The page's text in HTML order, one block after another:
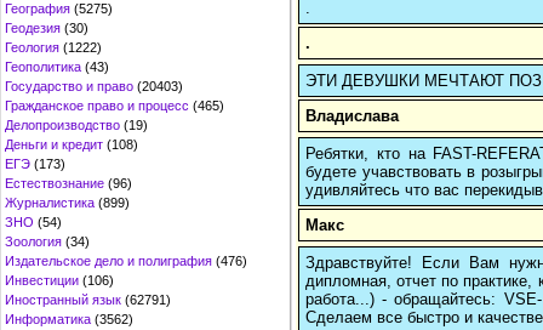
География (5275)
Геодезия (30)
Геология (1222)
Геополитика (43)
Государство и право (20403)
Гражданское право и процесс (465)
Делопроизводство (19)
Деньги и кредит (108)
ЕГЭ (173)
Естествознание (96)
Журналистика (899)
ЗНО (54)
Зоология (34)
Издательское дело и полиграфия (476)
Инвестиции (106)
Иностранный язык (62791)
Информатика (3562)
.
ЭТИ ДЕВУШКИ МЕЧТАЮТ
Владислава
Ребятки, кто на FAST-
будете учавствовать в
удивляйтесь что вас
Макс
Здравствуйте! Если Вам
дипломная, отчет по
работа...) - обращайтесь:
Сделаем все быстро и